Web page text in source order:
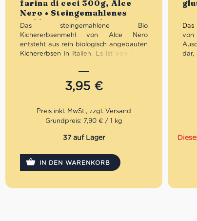
farina di ceci 300g, Alce
Nero • Steingemahlenes
Mehl aus Italien Glutenfrei •
Italienische Feinkost
Das steingemahlene Bio
Kichererbsenmehl von Alce Nero
entsteht aus rein biologisch angebauten
Kichererbsen in Italien. Es ist von Natur
Ballaststoff- und Eiweißquelle, weshalb
es ideal für Sportler und für
ernährungsbewusste Verbraucher ist. Es
Zubereitung von Fladen, Keksen,
Pfannkuchen, Falafeln und Hummus.
3,95 €
Grundpreis: 7,90 € / 1 kg
37 auf Lager
IN DEN WARENKORB
Das
von
dar,